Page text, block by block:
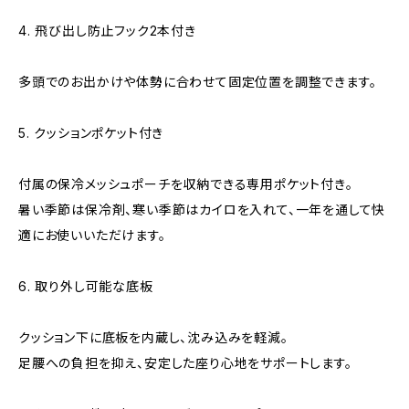
4. 飛び出し防止フック2本付き
多頭でのお出かけや体勢に合わせて固定位置を調整できます。
5. クッションポケット付き
付属の保冷メッシュポーチを収納できる専用ポケット付き。
暑い季節は保冷剤、寒い季節はカイロを入れて、一年を通して快
適にお使いいただけます。
6. 取り外し可能な底板
クッション下に底板を内蔵し、沈み込みを軽減。
足腰への負担を抑え、安定した座り心地をサポートします。